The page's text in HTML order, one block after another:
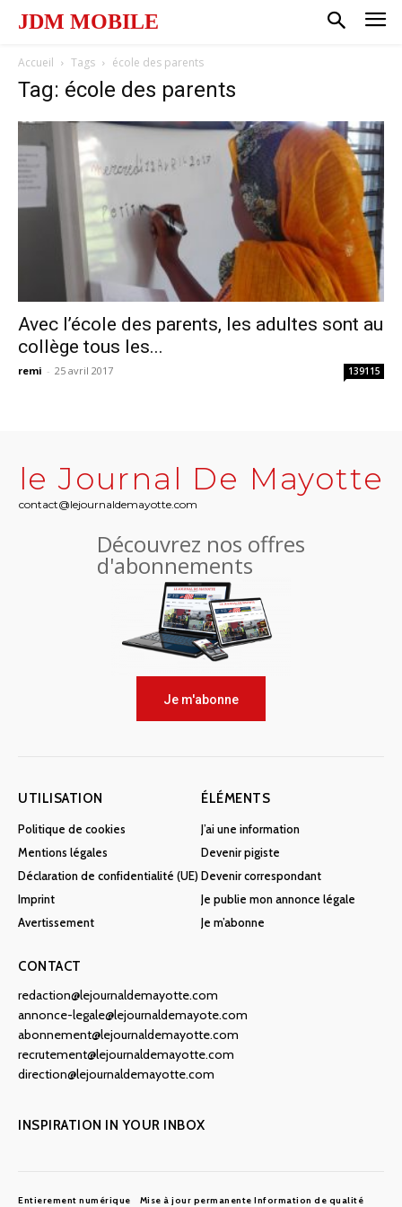
JDM MOBILE
Accueil Tags école des parents
Tag: école des parents
Avec l’école des parents, les adultes sont au
collège tous les...
remi - 25 avril 2017 139115
le Journal De Mayotte
contact@lejournaldemayotte.com
Découvrez nos offres
d'abonnements
Je m'abonne
UTILISATION
Politique de cookies
Mentions légales
Déclaration de confidentialité (UE)
Imprint
Avertissement
ÉLÉMENTS
J’ai une information
Devenir pigiste
Devenir correspondant
Je publie mon annonce légale
Je m’abonne
CONTACT
redaction@lejournaldemayotte.com
annonce-legale@lejournaldemayote.com
abonnement@lejournaldemayotte.com
recrutement@lejournaldemayotte.com
direction@lejournaldemayotte.com
INSPIRATION IN YOUR INBOX
Entierement numérique Mise à jour permanente Information de qualité